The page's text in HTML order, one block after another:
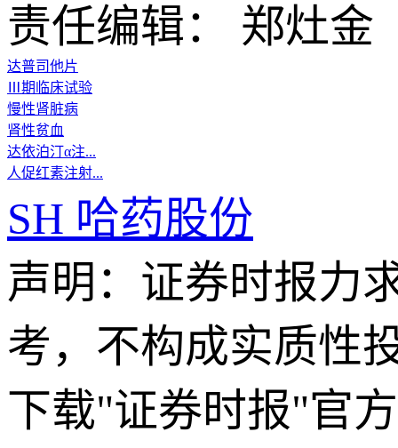
责任编辑： 郑灶金
达普司他片
Ⅲ期临床试验
慢性肾脏病
肾性贫血
达依泊汀α注...
人促红素注射...
SH 哈药股份
声明：证券时报力
考，不构成实质性
下载"证券时报"官